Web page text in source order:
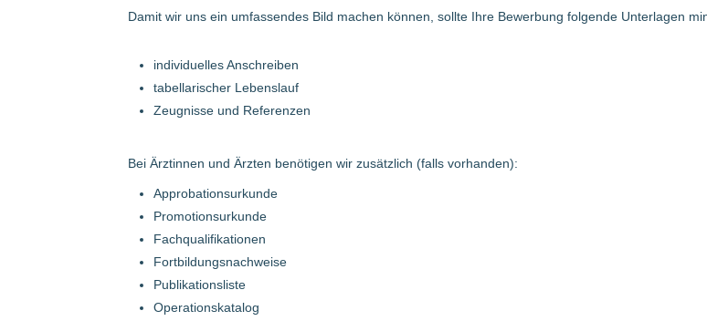
Damit wir uns ein umfassendes Bild machen können, sollte Ihre Bewerbung folgende Unterlagen
individuelles Anschreiben
tabellarischer Lebenslauf
Zeugnisse und Referenzen
Bei Ärztinnen und Ärzten benötigen wir zusätzlich (falls vorhanden):
Approbationsurkunde
Promotionsurkunde
Fachqualifikationen
Fortbildungsnachweise
Publikationsliste
Operationskatalog